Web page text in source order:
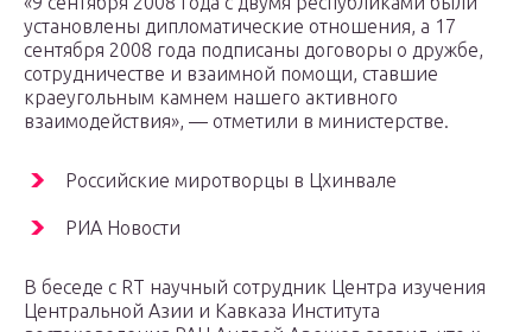
установлены дипломатические отношения, а 17
сентября 2008 года подписаны договоры о дружбе,
сотрудничестве и взаимной помощи, ставшие
краеугольным камнем нашего активного
взаимодействия», — отметили в министерстве.
Российские миротворцы в Цхинвале
РИА Новости
В беседе с RT научный сотрудник Центра изучения
Центральной Азии и Кавказа Института